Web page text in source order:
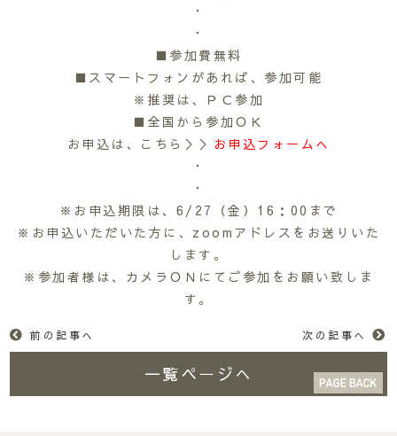
・
・
■参加費無料
■スマートフォンがあれば、参加可能
※推奨は、ＰＣ参加
■全国から参加ＯＫ
お申込は、こちら＞＞ お申込フォームへ
・
・
※お申込期限は、6/27（金）16：00まで
※お申込いただいた方に、zoomアドレスをお送りいた
します。
※参加者様は、カメラＯＮにてご参加をお願い致しま
す。
前の記事へ 次の記事へ
一覧ページへ